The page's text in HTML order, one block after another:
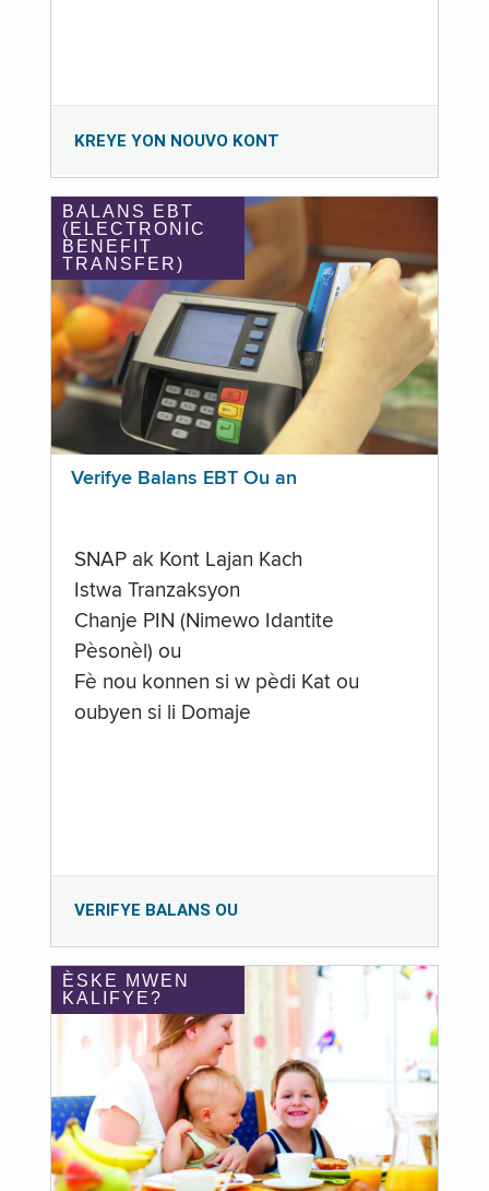
KREYE YON NOUVO KONT
BALANS EBT
(ELECTRONIC
BENEFIT
TRANSFER)
Verifye Balans EBT Ou an
SNAP ak Kont Lajan Kach
Istwa Tranzaksyon
Chanje PIN (Nimewo Idantite
Pèsonèl) ou
Fè nou konnen si w pèdi Kat ou
oubyen si li Domaje
VERIFYE BALANS OU
ÈSKE MWEN
KALIFYE?